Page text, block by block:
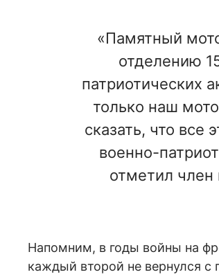
«Памятный
отделению
патриотических
только наш
сказать, что
военно-
отметил
Напомним, в годы войны на
каждый второй не вернулся